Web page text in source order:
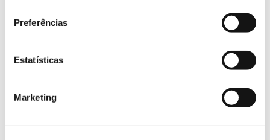
Preferências
Estatísticas
Marketing
02.07.2026
Registar galhas de Trichi em acácia-das-espigas:
cidadãos chamados a ajudar
25.06.2026